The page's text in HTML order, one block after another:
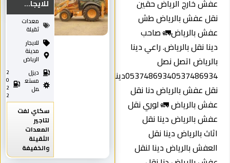
عفش خارج الرياض حقين
نقل عفش بالرياض طش
عفش بالرياض🚛 صاحب
دينا نقل بالرياض. راعي دينا
بالرياض اتصل نصل
0537486934‏0537486934دينا
نقل عفش بالرياض دنا نقل
عفش بالرياض 🚛 لوري نقل
عفش بالرياض دينا نقل
اثاث بالرياض دينا نقل
العفش بالرياض دينا لنقل
للايجا...
معدات
ثقيلة
للايجار
مدينة
الرياض
ديزل
مستع
مل
2
0
2
2
سكاي لفت
لتاجير
المعدات
الثقيلة
والخفيفة